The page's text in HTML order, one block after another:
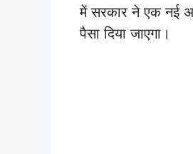
में सरकार ने एक नई
पैसा दिया जाएगा।